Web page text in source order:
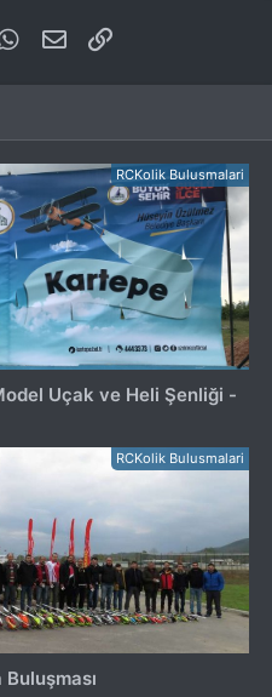
WhatsApp
E-posta
RCKolik Bulusmalari
Uçak ve Heli Şenliği -
RCKolik Bulusmalari